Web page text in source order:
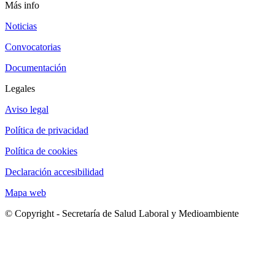
Más info
Noticias
Convocatorias
Documentación
Legales
Aviso legal
Política de privacidad
Política de cookies
Declaración accesibilidad
Mapa web
© Copyright - Secretaría de Salud Laboral y Medioambiente